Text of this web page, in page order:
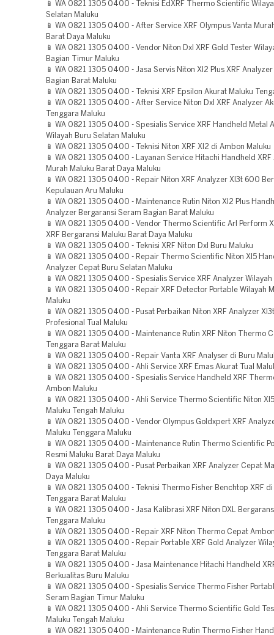
📱 WA 0821 1305 0400 - Teknisi EdXRF Thermo Scientific
Selatan Maluku
📱 WA 0821 1305 0400 - After Service XRF Olympus Vanta
Barat Daya Maluku
📱 WA 0821 1305 0400 - Vendor Niton Dxl XRF Gold Tester
Bagian Timur Maluku
📱 WA 0821 1305 0400 - Jasa Servis Niton Xl2 Plus XRF
Bagian Barat Maluku
📱 WA 0821 1305 0400 - Teknisi XRF Epsilon Akurat Maluku
📱 WA 0821 1305 0400 - After Service Niton Dxl XRF Analyzer
Tenggara Maluku
📱 WA 0821 1305 0400 - Spesialis Service XRF Handheld Metal
Wilayah Buru Selatan Maluku
📱 WA 0821 1305 0400 - Teknisi Niton XRF Xl2 di Ambon Maluku
📱 WA 0821 1305 0400 - Layanan Service Hitachi Handheld XRF
Murah Maluku Barat Daya Maluku
📱 WA 0821 1305 0400 - Repair Niton XRF Analyzer Xl3t 600
Kepulauan Aru Maluku
📱 WA 0821 1305 0400 - Maintenance Rutin Niton Xl2 Plus
Analyzer Bergaransi Seram Bagian Barat Maluku
📱 WA 0821 1305 0400 - Vendor Thermo Scientific Arl Perform
XRF Bergaransi Maluku Barat Daya Maluku
📱 WA 0821 1305 0400 - Teknisi XRF Niton Dxl Buru Maluku
📱 WA 0821 1305 0400 - Repair Thermo Scientific Niton Xl5
Analyzer Cepat Buru Selatan Maluku
📱 WA 0821 1305 0400 - Spesialis Service XRF Analyzer Wilayah
📱 WA 0821 1305 0400 - Repair XRF Detector Portable Wilayah
Maluku
📱 WA 0821 1305 0400 - Pusat Perbaikan Niton XRF Analyzer
Profesional Tual Maluku
📱 WA 0821 1305 0400 - Maintenance Rutin XRF Niton Thermo
Tenggara Barat Maluku
📱 WA 0821 1305 0400 - Repair Vanta XRF Analyser di Buru
📱 WA 0821 1305 0400 - Ahli Service XRF Emas Akurat Tual
📱 WA 0821 1305 0400 - Spesialis Service Handheld XRF
Ambon Maluku
📱 WA 0821 1305 0400 - Ahli Service Thermo Scientific Niton
Maluku Tengah Maluku
📱 WA 0821 1305 0400 - Vendor Olympus Goldxpert XRF
Maluku Tenggara Maluku
📱 WA 0821 1305 0400 - Maintenance Rutin Thermo Scientific
Resmi Maluku Barat Daya Maluku
📱 WA 0821 1305 0400 - Pusat Perbaikan XRF Analyzer Cepat
Daya Maluku
📱 WA 0821 1305 0400 - Teknisi Thermo Fisher Benchtop XRF di
Tenggara Barat Maluku
📱 WA 0821 1305 0400 - Jasa Kalibrasi XRF Niton DXL
Tenggara Maluku
📱 WA 0821 1305 0400 - Repair XRF Niton Thermo Cepat
📱 WA 0821 1305 0400 - Repair Portable XRF Gold Analyzer
Tenggara Barat Maluku
📱 WA 0821 1305 0400 - Jasa Maintenance Hitachi Handheld
Berkualitas Buru Maluku
📱 WA 0821 1305 0400 - Spesialis Service Thermo Fisher
Seram Bagian Timur Maluku
📱 WA 0821 1305 0400 - Ahli Service Thermo Scientific Gold
Maluku Tengah Maluku
📱 WA 0821 1305 0400 - Maintenance Rutin Thermo Fisher